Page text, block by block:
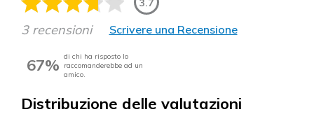
3.7
3 recensioni Scrivere una Recensione
67% di chi ha risposto lo
raccomanderebbe ad un
amico.
Distribuzione delle valutazioni